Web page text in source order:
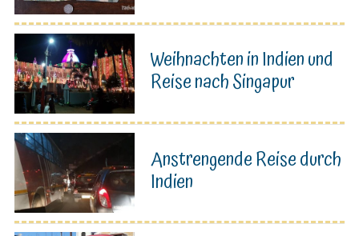
Weihnachten in Indien und
Reise nach Singapur
Anstrengende Reise durch
Indien